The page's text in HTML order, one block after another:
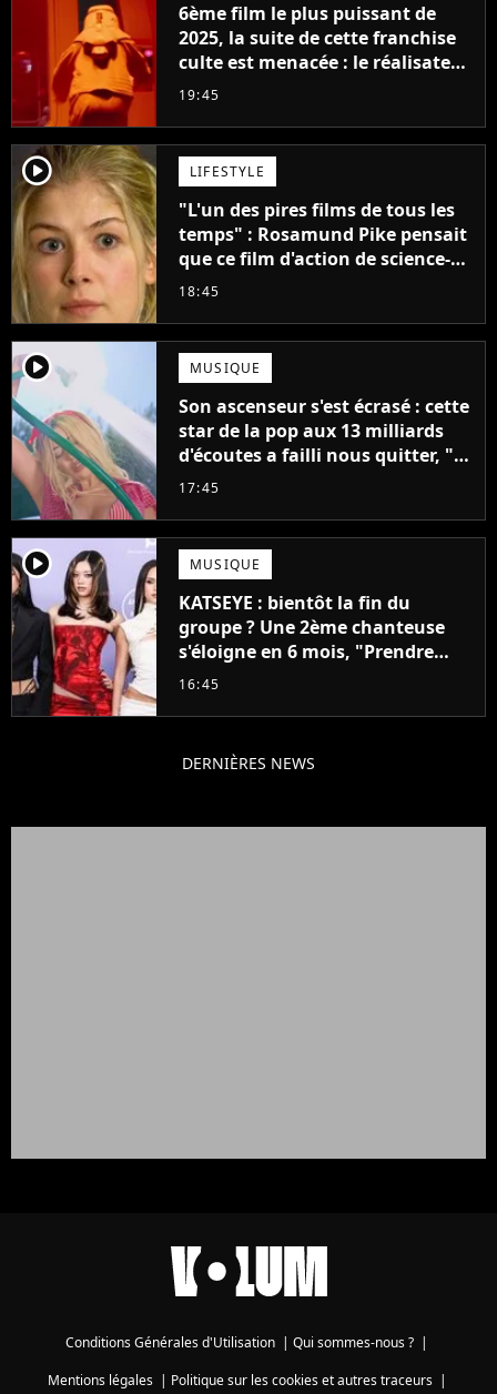
6ème film le plus puissant de
2025, la suite de cette franchise
culte est menacée : le réalisateur
claque la porte pour "différends
19:45
player2 LIFESTYLE
"L'un des pires films de tous les
temps" : Rosamund Pike pensait
que ce film d'action de science-
fiction avec Dwayne Johnson
18:45
player2 MUSIQUE
Son ascenseur s'est écrasé : cette
star de la pop aux 13 milliards
d'écoutes a failli nous quitter, "Je
pensais ne plus jamais chanter"
17:45
player2 MUSIQUE
KATSEYE : bientôt la fin du
groupe ? Une 2ème chanteuse
s'éloigne en 6 mois, "Prendre
cette décision n’a pas été facile"
16:45
DERNIÈRES NEWS
Conditions Générales d'Utilisation | Qui sommes-nous ? |
Mentions légales| Politique sur les cookies et autres traceurs|